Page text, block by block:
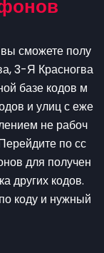
сможете полу
3-Я Красногва
базе кодов м
и улиц с еже
не рабоч
по сс
для получен
других кодов.
коду и нужный